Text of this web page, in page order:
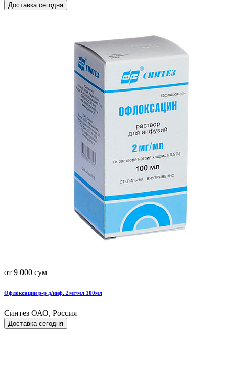
Доставка сегодня
от 9 000 сум
Офлоксацин р-р д/инф. 2мг/мл 100мл
Синтез ОАО, Россия
Доставка сегодня